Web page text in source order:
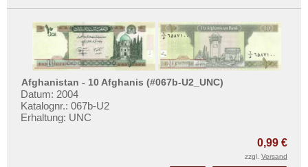
Afghanistan - 10 Afghanis (#067b-U2_UNC)
Datum: 2004
Katalognr.: 067b-U2
Erhaltung: UNC
0,99 €
zzgl. Versand